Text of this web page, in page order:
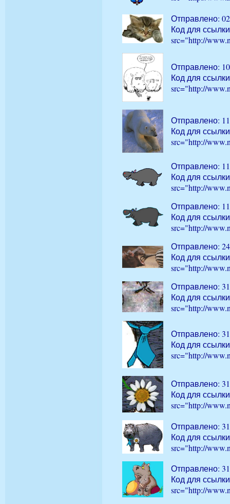
Отправлено:
Код для
src="http://
Отправлено:
Код для
src="http://
Отправлено:
Код для
src="http://
Отправлено:
Код для
src="http://
Отправлено:
Код для
src="http://
Отправлено:
Код для
src="http://
Отправлено:
Код для
src="http://
Отправлено:
Код для
src="http://
Отправлено:
Код для
src="http://
Отправлено:
Код для
src="http://
Отправлено:
Код для
src="http://